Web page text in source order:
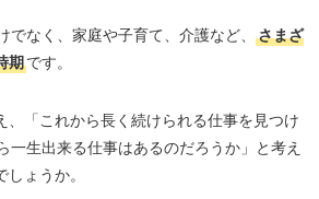
でなく、家庭や子育て、介護など、
さまざ
期です。
、「これから長く続けられる仕事を見つけ
一生出来る仕事はあるのだろうか」と考え
ょうか。